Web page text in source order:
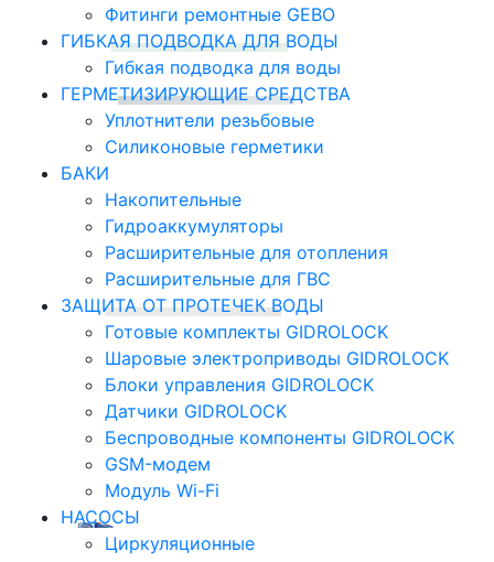
Фитинги ремонтные GEBO
ГИБКАЯ ПОДВОДКА ДЛЯ ВОДЫ
Гибкая подводка для воды
ГЕРМЕТИЗИРУЮЩИЕ СРЕДСТВА
Уплотнители резьбовые
Силиконовые герметики
БАКИ
Накопительные
Гидроаккумуляторы
Расширительные для отопления
Расширительные для ГВС
ЗАЩИТА ОТ ПРОТЕЧЕК ВОДЫ
Готовые комплекты GIDROLOCK
Шаровые электроприводы GIDROLOCK
Блоки управления GIDROLOCK
Датчики GIDROLOCK
Беспроводные компоненты GIDROLOCK
GSM-модем
Модуль Wi-Fi
НАСОСЫ
Циркуляционные